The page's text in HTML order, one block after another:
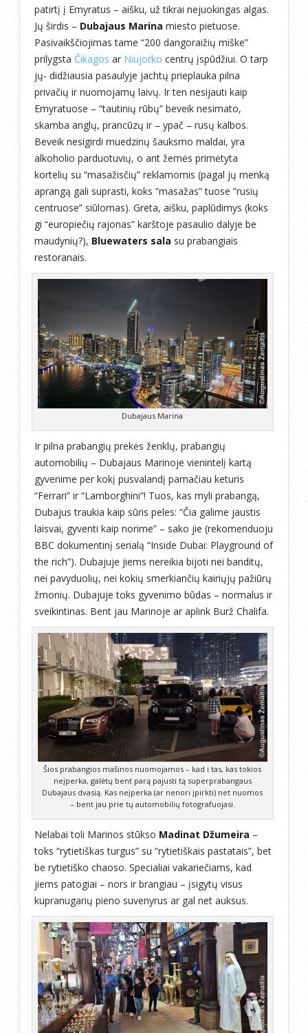
patirtį į Emyratus – aišku, už tikrai nejuokingas algas.
Jų širdis – Dubajaus Marina miesto pietuose.
Pasivaikščiojimas tame “200 dangoraižių miške”
prilygsta Čikagos ar Niujorko centrų įspūdžiui. O tarp
jų- didžiausia pasaulyje jachtų prieplauka pilna
privačių ir nuomojamų laivų. Ir ten nesijauti kaip
Emyratuose – “tautinių rūbų” beveik nesimato,
skamba anglų, prancūzų ir – ypač – rusų kalbos.
Beveik nesigirdi muedzinų šauksmo maldai, yra
alkoholio parduotuvių, o ant žemės primėtyta
kortelių su “masažisčių” reklamomis (pagal jų menką
aprangą gali suprasti, koks “masažas” tuose “rusių
centruose” siūlomas). Greta, aišku, paplūdimys (koks
gi “europiečių rajonas” karštoje pasaulio dalyje be
maudynių?), Bluewaters sala su prabangiais
restoranais.
Dubajaus Marina
Ir pilna prabangių prekės ženklų, prabangių
automobilių – Dubajaus Marinoje vienintelį kartą
gyvenime per kokį pusvalandį pamačiau keturis
“Ferrari” ir “Lamborghini”! Tuos, kas myli prabangą,
Dubajus traukia kaip sūris peles: “Čia galime jaustis
laisvai, gyventi kaip norime” – sako jie (rekomenduoju
BBC dokumentinį serialą “Inside Dubai: Playground of
the rich”). Dubajuje jiems nereikia bijoti nei banditų,
nei pavyduolių, nei kokių smerkiančių kairiųjų pažiūrų
žmonių. Dubajuje toks gyvenimo būdas – normalus ir
sveikintinas. Bent jau Marinoje ar aplink Burž Chalifa.
Šios prabangios mašinos nuomojamos – kad i tas, kas tokios
neįperka, galėtų bent parą pajusti tą superprabangaus
Dubajaus dvasią. Kas neįperka (ar nenori įpirkti) net nuomos
– bent jau prie tų automobilių fotografuojasi.
Nelabai toli Marinos stūkso Madinat Džumeira –
toks “rytietiškas turgus” su “rytietiškais pastatais”, bet
be rytietiško chaoso. Specialiai vakariečiams, kad
jiems patogiai – nors ir brangiau – įsigytų visus
kupranugarių pieno suvenyrus ar gal net auksus.